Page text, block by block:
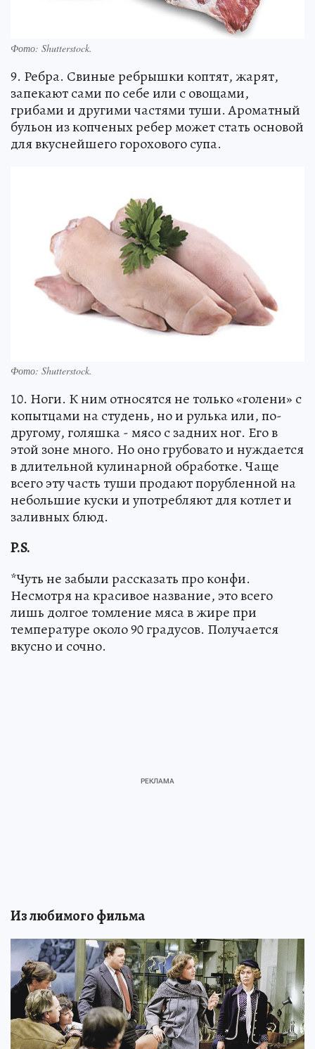
Фото: Shutterstock.
9. Ребра. Свиные ребрышки коптят, жарят,
запекают сами по себе или с овощами,
грибами и другими частями туши. Ароматный
бульон из копченых ребер может стать основой
для вкуснейшего горохового супа.
Фото: Shutterstock.
10. Ноги. К ним относятся не только «голени» с
копытцами на студень, но и рулька или, по-
другому, голяшка - мясо с задних ног. Его в
этой зоне много. Но оно грубовато и нуждается
в длительной кулинарной обработке. Чаще
всего эту часть туши продают порубленной на
небольшие куски и употребляют для котлет и
заливных блюд.
P.S.
*Чуть не забыли рассказать про конфи.
Несмотря на красивое название, это всего
лишь долгое томление мяса в жире при
температуре около 90 градусов. Получается
вкусно и сочно.
Из любимого фильма